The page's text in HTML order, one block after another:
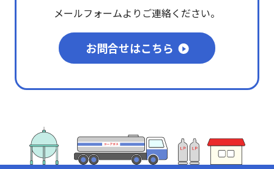
メールフォームよりご連絡ください。
お問合せはこちら